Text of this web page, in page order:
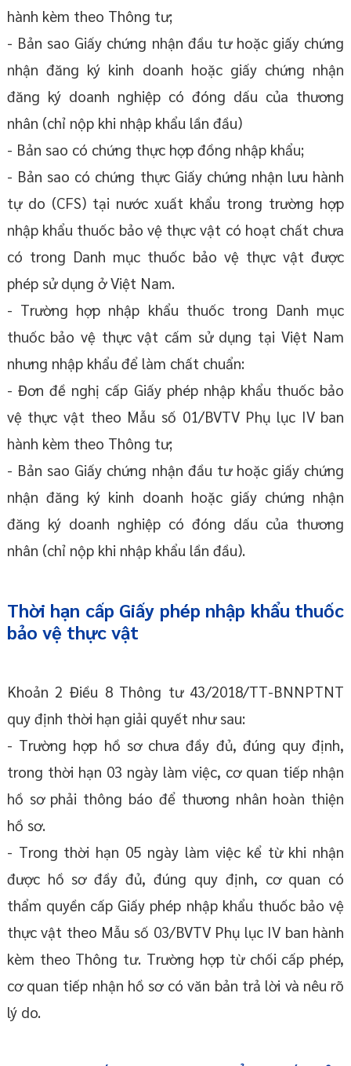
hành kèm theo Thông tư;
- Bản sao Giấy chứng nhận đầu tư hoặc giấy chứng
nhận đăng ký kinh doanh hoặc giấy chứng nhận
đăng ký doanh nghiệp có đóng dấu của thương
nhân (chỉ nộp khi nhập khẩu lần đầu)
- Bản sao có chứng thực hợp đồng nhập khẩu;
- Bản sao có chứng thực Giấy chứng nhận lưu hành
tự do (CFS) tại nước xuất khẩu trong trường hợp
nhập khẩu thuốc bảo vệ thực vật có hoạt chất chưa
có trong Danh mục thuốc bảo vệ thực vật được
phép sử dụng ở Việt Nam.
- Trường hợp nhập khẩu thuốc trong Danh mục
thuốc bảo vệ thực vật cấm sử dụng tại Việt Nam
nhưng nhập khẩu để làm chất chuẩn:
- Đơn đề nghị cấp Giấy phép nhập khẩu thuốc bảo
vệ thực vật theo Mẫu số 01/BVTV Phụ lục IV ban
hành kèm theo Thông tư;
- Bản sao Giấy chứng nhận đầu tư hoặc giấy chứng
nhận đăng ký kinh doanh hoặc giấy chứng nhận
đăng ký doanh nghiệp có đóng dấu của thương
nhân (chỉ nộp khi nhập khẩu lần đầu).
Thời hạn cấp Giấy phép nhập khẩu thuốc
bảo vệ thực vật
Khoản 2 Điều 8 Thông tư 43/2018/TT-BNNPTNT
quy định thời hạn giải quyết như sau:
- Trường hợp hồ sơ chưa đầy đủ, đúng quy định,
trong thời hạn 03 ngày làm việc, cơ quan tiếp nhận
hồ sơ phải thông báo để thương nhân hoàn thiện
hồ sơ.
- Trong thời hạn 05 ngày làm việc kể từ khi nhận
được hồ sơ đầy đủ, đúng quy định, cơ quan có
thẩm quyền cấp Giấy phép nhập khẩu thuốc bảo vệ
thực vật theo Mẫu số 03/BVTV Phụ lục IV ban hành
kèm theo Thông tư. Trường hợp từ chối cấp phép,
cơ quan tiếp nhận hồ sơ có văn bản trả lời và nêu rõ
lý do.